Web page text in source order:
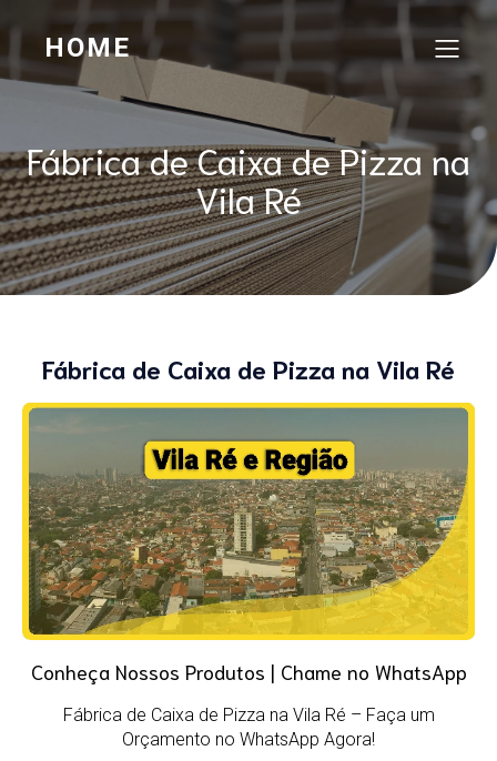
HOME
Fábrica de Caixa de Pizza na
Vila Ré
Fábrica de Caixa de Pizza na Vila Ré
Conheça Nossos Produtos | Chame no WhatsApp
Fábrica de Caixa de Pizza na Vila Ré – Faça um
Orçamento no WhatsApp Agora!